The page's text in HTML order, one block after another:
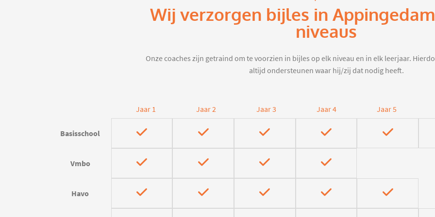
Wij verzorgen bijles in
niveaus
Onze coaches zijn getraind om te voorzien in bijles op elk niveau en in elk leerjaar.
altijd ondersteunen waar hij/zij dat nodig heeft.
Jaar 1 Jaar 2 Jaar 3 Jaar 4 Jaar 5
Basisschool
Vmbo
Havo